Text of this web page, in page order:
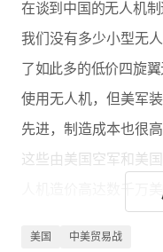
在谈到中国的无人机制
我们没有多少小型无
了如此多的低价四旋
使用无人机，但美军
先进，制造成本也很
这些由美国空军和美
人机造价高达数千万
美国 中美贸易战